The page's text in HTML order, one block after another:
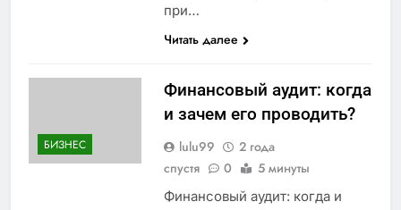
при…
Читать далее
БИЗНЕС
Финансовый аудит: когда
и зачем его проводить?
lulu99
2 года
спустя
0 5 минуты
Финансовый аудит: когда и